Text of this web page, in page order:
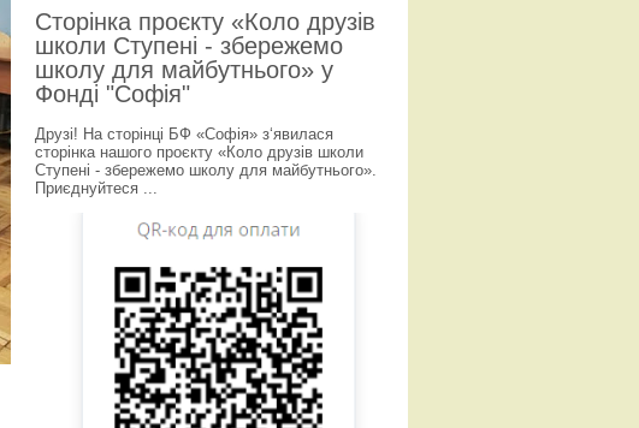
Сторінка проєкту «Коло друзів
школи Ступені - збережемо
школу для майбутнього» у
Фонді "Софія"
Друзі! На сторінці БФ «Софія» з‘явилася
сторінка нашого проєкту «Коло друзів школи
Ступені - збережемо школу для майбутнього».
Приєднуйтеся ...